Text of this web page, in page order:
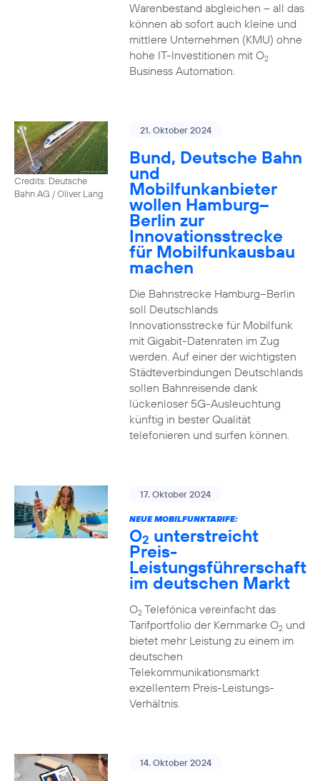
Warenbestand abgleichen – all das
können ab sofort auch kleine und
mittlere Unternehmen (KMU) ohne
hohe IT-Investitionen mit O2
Business Automation.
Credits: Deutsche
Bahn AG / Oliver Lang
21. Oktober 2024
Bund, Deutsche Bahn
und
Mobilfunkanbieter
wollen Hamburg–
Berlin zur
Innovationsstrecke
für Mobilfunkausbau
machen
Die Bahnstrecke Hamburg–Berlin
soll Deutschlands
Innovationsstrecke für Mobilfunk
mit Gigabit-Datenraten im Zug
werden. Auf einer der wichtigsten
Städteverbindungen Deutschlands
sollen Bahnreisende dank
lückenloser 5G-Ausleuchtung
künftig in bester Qualität
telefonieren und surfen können.
17. Oktober 2024
NEUE MOBILFUNKTARIFE:
O2 unterstreicht
Preis-
Leistungsführerschaft
im deutschen Markt
O2Telefónica vereinfacht das
Tarifportfolio der Kernmarke O2und
bietet mehr Leistung zu einem im
deutschen
Telekommunikationsmarkt
exzellentem Preis-Leistungs-
Verhältnis.
14. Oktober 2024